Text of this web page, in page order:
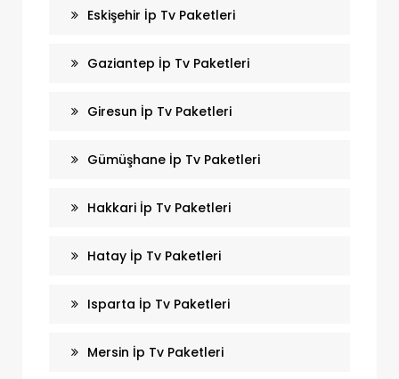
Eskişehir İp Tv Paketleri
Gaziantep İp Tv Paketleri
Giresun İp Tv Paketleri
Gümüşhane İp Tv Paketleri
Hakkari İp Tv Paketleri
Hatay İp Tv Paketleri
Isparta İp Tv Paketleri
Mersin İp Tv Paketleri